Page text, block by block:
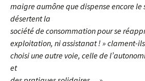
maigre aumône que dispense encore le
désertent la
société de consommation pour se
exploitation, ni assistanat ! » clament-
choisi une autre voie, celle de
et